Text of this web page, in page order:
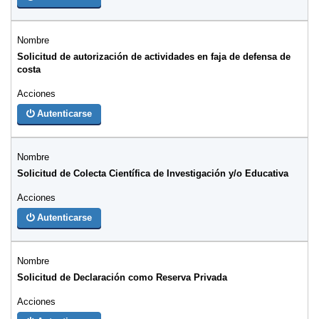
Solicitud de autorización de actividades en faja de defensa de
costa
Autenticarse
Solicitud de Colecta Científica de Investigación y/o Educativa
Autenticarse
Solicitud de Declaración como Reserva Privada